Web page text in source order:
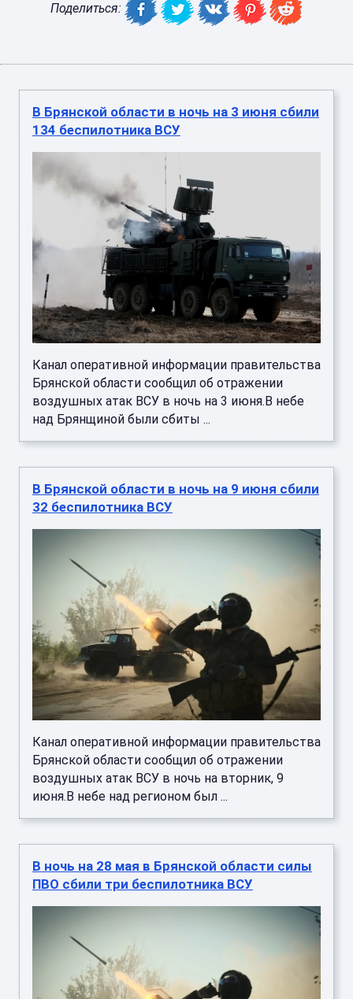
Поделиться:
В Брянской области в ночь на 3 июня сбили
134 беспилотника ВСУ
Канал оперативной информации правительства
Брянской области сообщил об отражении
воздушных атак ВСУ в ночь на 3 июня.В небе
над Брянщиной были сбиты ...
В Брянской области в ночь на 9 июня сбили
32 беспилотника ВСУ
Канал оперативной информации правительства
Брянской области сообщил об отражении
воздушных атак ВСУ в ночь на вторник, 9
июня.В небе над регионом был ...
В ночь на 28 мая в Брянской области силы
ПВО сбили три беспилотника ВСУ